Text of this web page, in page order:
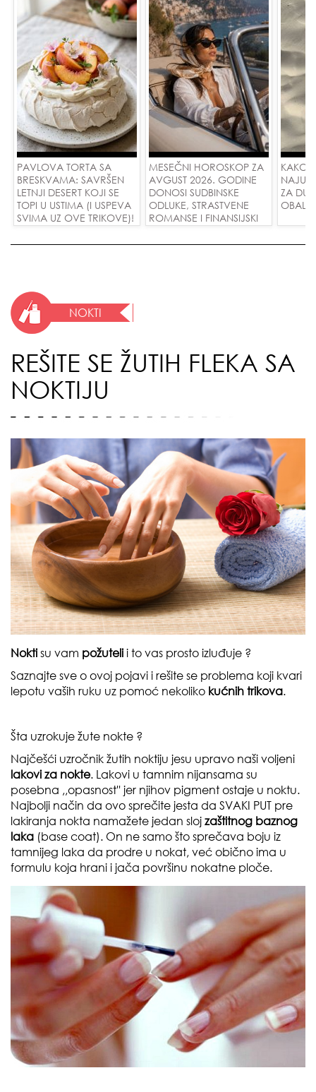
PAVLOVA TORTA SA
BRESKVAMA: SAVRŠEN
LETNJI DESERT KOJI SE
TOPI U USTIMA (I USPEVA
SVIMA UZ OVE TRIKOVE)!
MESEČNI HOROSKOP ZA
AVGUST 2026. GODINE
DONOSI SUDBINSKE
ODLUKE, STRASTVENE
ROMANSE I FINANSIJSKI
KAKO
ZA
NOKTI
REŠITE SE ŽUTIH FLEKA SA
NOKTIJU
Noktisu vam požutelii to vas prosto izluđuje ?
Saznajte sve o ovoj pojavi i rešite se problema koji kvari
lepotu vaših ruku uz pomoć nekoliko kućnih trikova.
Šta uzrokuje žute nokte ?
Najčešći uzročnik žutih noktiju jesu upravo naši voljeni
lakovi za nokte. Lakovi u tamnim nijansama su
posebna ,,opasnost'' jer njihov pigment ostaje u noktu.
Najbolji način da ovo sprečite jesta da SVAKI PUT pre
lakiranja nokta namažete jedan sloj zaštitnog baznog
laka (base coat). On ne samo što sprečava boju iz
tamnijeg laka da prodre u nokat, već obično ima u
formulu koja hrani i jača površinu nokatne ploče.